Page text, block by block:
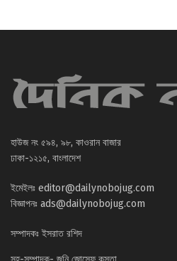
হাউজ নং ৫৯৪, ৯৮, কাওরান বাজার
ঢাকা-১২১৫, বাংলাদেশ
ইমেইলঃ editor@dailynobojug.com
বিজ্ঞাপনঃ ads@dailynobojug.com
সম্পাদকঃ ইসরাত রশিদ